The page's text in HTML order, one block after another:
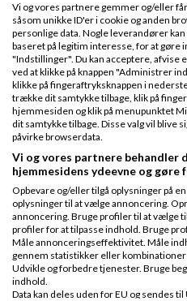
Du er velkommen til at
ordren. Vi kan hjælpe
afskibning. Vi befinder os i
MekSkrevet11-11-2011
Vi og vores partnere gemmer og/eller
såsom unikke ID'er i cookie og anden
personlige data. Nogle leverandører
baseret på legitim interesse, for at gøre
"Indstillinger". Du kan acceptere,
ved at klikke på knappen "Administrer
klikke på fingeraftryksknappen i
trække dit samtykke tilbage, klik på
hjemmesiden og klik på menupunktet
dit samtykke tilbage. Disse valg vil blive
påvirke browserdata.
Vi og vores partnere behandler
hjemmesidens ydeevne og gøre
Opbevare og/eller tilgå oplysninger på
oplysninger til at vælge annoncering.
annoncering. Bruge profiler til at vælge
profiler for at tilpasse indhold. Bruge
Måle annonceringseffektivitet. Måle
gennem statistikker eller
Udvikle og forbedre tjenester. Bruge
indhold.
Data kan deles uden for EU og sendes til